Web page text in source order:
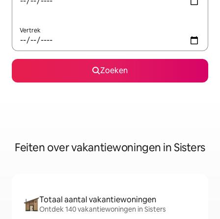
Vertrek
Zoeken
Feiten over vakantiewoningen in Sisters
Totaal aantal vakantiewoningen
Ontdek 140 vakantiewoningen in Sisters